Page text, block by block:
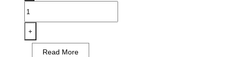
Cut
Advanced
+
Read More